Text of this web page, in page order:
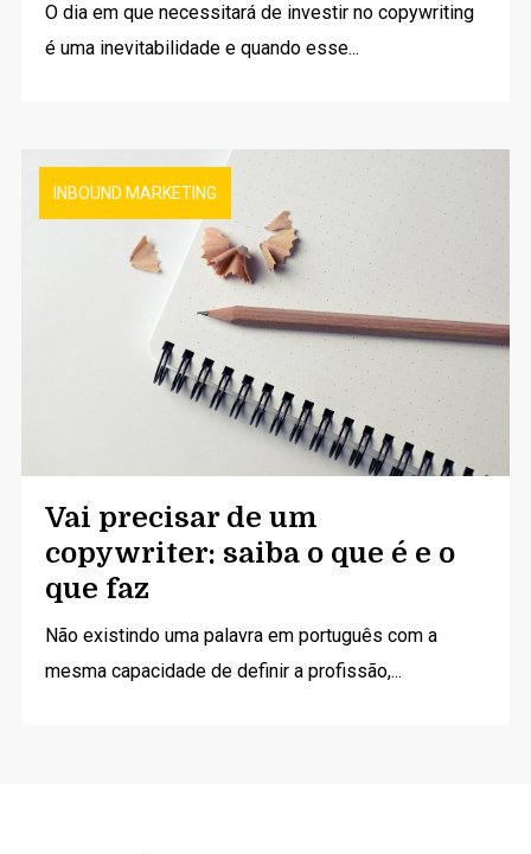
O dia em que necessitará de investir no copywriting
é uma inevitabilidade e quando esse...
INBOUND MARKETING
Vai precisar de um
copywriter: saiba o que é e o
que faz
Não existindo uma palavra em português com a
mesma capacidade de definir a profissão,...